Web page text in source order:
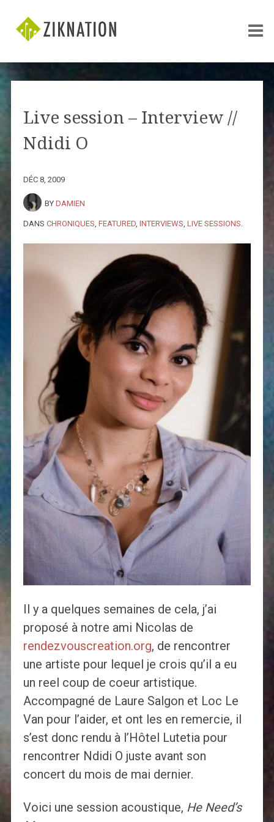
Live session – Interview //
Ndidi O
DÉC 8, 2009
BY DAMIEN
DANS CHRONIQUES FEATURED, INTERVIEWS LIVE SESSIONS
Il y a quelques semaines de cela, j’ai
proposé à notre ami Nicolas de
rendezvouscreation.org, de rencontrer
une artiste pour lequel je crois qu’il a eu
un reel coup de coeur artistique.
Accompagné de Laure Salgon et Loc Le
Van pour l’aider, et ont les en remercie, il
s’est donc rendu à l’Hôtel Lutetia pour
rencontrer Ndidi O juste avant son
concert du mois de mai dernier.
Voici une session acoustique, He Need’s